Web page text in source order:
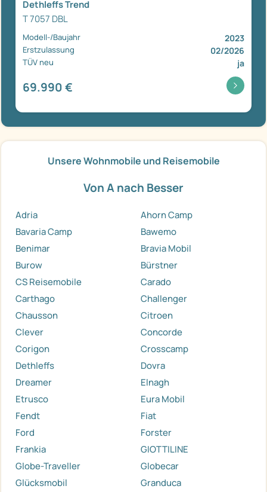
Dethleffs Trend
T 7057 DBL
Modell-/Baujahr 2023
Erstzulassung 02/2026
TÜV neu ja
69.990 €
Unsere Wohnmobile und Reisemobile
Von A nach Besser
Adria
Ahorn Camp
Bavaria Camp
Bawemo
Benimar
Bravia Mobil
Burow
Bürstner
CS Reisemobile
Carado
Carthago
Challenger
Chausson
Citroen
Clever
Concorde
Corigon
Crosscamp
Dethleffs
Dovra
Dreamer
Elnagh
Etrusco
Eura Mobil
Fendt
Fiat
Ford
Forster
Frankia
GIOTTILINE
Globe-Traveller
Globecar
Glücksmobil
Granduca